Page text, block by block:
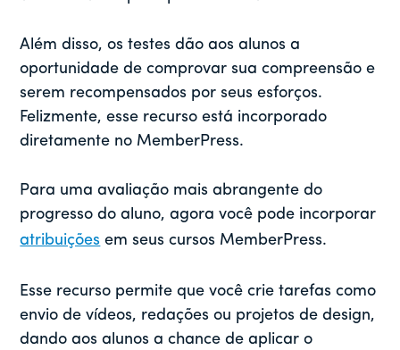
Além disso, os testes dão aos alunos a
oportunidade de comprovar sua compreensão e
serem recompensados por seus esforços.
Felizmente, esse recurso está incorporado
diretamente no MemberPress.
Para uma avaliação mais abrangente do
progresso do aluno, agora você pode incorporar
atribuições em seus cursos MemberPress.
Esse recurso permite que você crie tarefas como
envio de vídeos, redações ou projetos de design,
dando aos alunos a chance de aplicar o